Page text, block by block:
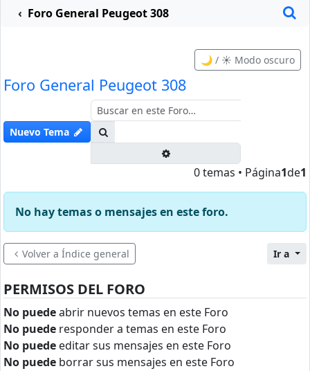
Foro General Peugeot 308
🌙 / ☀️ Modo oscuro
Foro General Peugeot 308
Nuevo Tema
0 temas • Página1de1
No hay temas o mensajes en este foro.
Volver a Índice general Ir a
PERMISOS DEL FORO
No puedeabrir nuevos temas en este Foro
No puede responder a temas en este Foro
No puede editar sus mensajes en este Foro
No puede borrar sus mensajes en este Foro